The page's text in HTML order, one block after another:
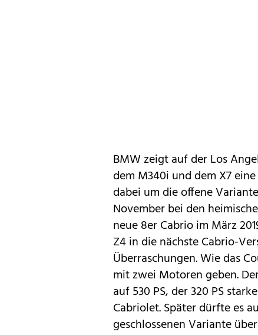
BMWzeigt auf der Los
dem M340i und dem X7
dabei um die offene
November bei den
neue 8er Cabrio im März
Z4in die nächste Cabrio-
Überraschungen. Wie das
mit zwei Motoren geben.
auf 530 PS, der 320 PS
Cabriolet. Später dürfte es
geschlossenen Variante